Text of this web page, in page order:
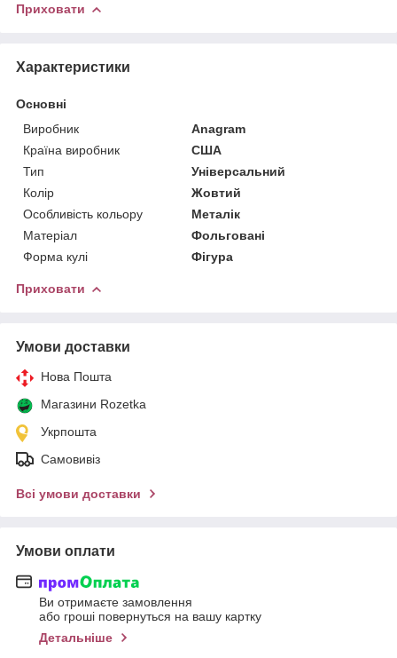
Приховати
Характеристики
Основні
Виробник
Anagram
Країна виробник
США
Тип
Універсальний
Колір
Жовтий
Особливість кольору
Металік
Матеріал
Фольговані
Форма кулі
Фігура
Приховати
Умови доставки
Нова Пошта
Магазини Rozetka
Укрпошта
Самовивіз
Всі умови доставки
Умови оплати
Ви отримаєте замовлення
або гроші повернуться на вашу картку
Детальніше